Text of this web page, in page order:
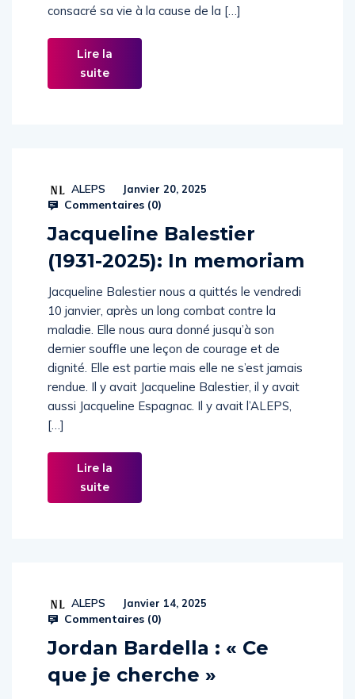
Marseille. Depuis les années 1970, il a
Lire la
suite
ALEPS Janvier 20, 2025
Jacqueline Balestier
(1931-2025): In memoriam
Jacqueline Balestier nous a quittés le vendredi
10 janvier, après un long combat contre la
maladie. Elle nous aura donné jusqu’à son
dernier souffle une leçon de courage et de
dignité. Elle est partie mais elle ne s’est jamais
rendue. Il y avait Jacqueline Balestier, il y avait
aussi Jacqueline Espagnac. Il y avait l’ALEPS,
Lire la
suite
ALEPS Janvier 14, 2025
Jordan Bardella : « Ce
que je cherche »